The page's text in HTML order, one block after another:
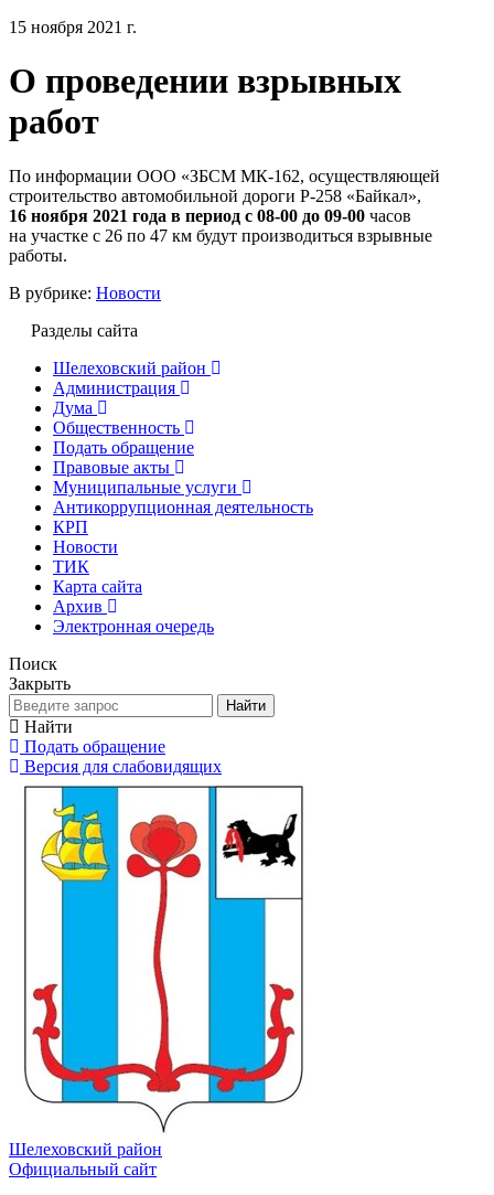
15 ноября 2021 г.
О проведении взрывных
работ
По информации ООО «ЗБСМ МК-162, осуществляющей
строительство автомобильной дороги Р-258 «Байкал»,
16 ноября 2021 года в период с 08-00 до 09-00 часов
на участке с 26 по 47 км будут производиться взрывные
работы.
В рубрике: Новости
Разделы сайта
Шелеховский район
Администрация
Дума
Общественность
Подать обращение
Правовые акты
Муниципальные услуги
Антикоррупционная деятельность
КРП
Новости
ТИК
Карта сайта
Архив
Электронная очередь
Поиск
Закрыть
Найти
Найти
Подать обращение
Версия для слабовидящих
Шелеховский район
Официальный сайт